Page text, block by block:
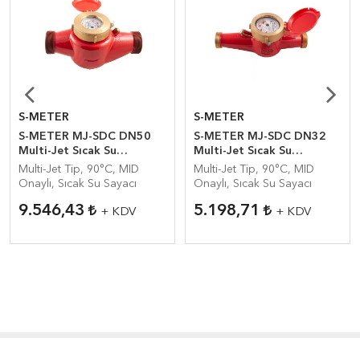
S-METER
S-METER MJ-SDC DN50
Multi-Jet Sıcak Su
Sayacı(MID)
Multi-Jet Tip, 90°C, MID
Onaylı, Sıcak Su Sayacı
9.546,43 + KDV
S-METER
S-METER MJ-SDC DN32
Multi-Jet Sıcak Su
Sayacı(MID)
Multi-Jet Tip, 90°C, MID
Onaylı, Sıcak Su Sayacı
5.198,71 + KDV